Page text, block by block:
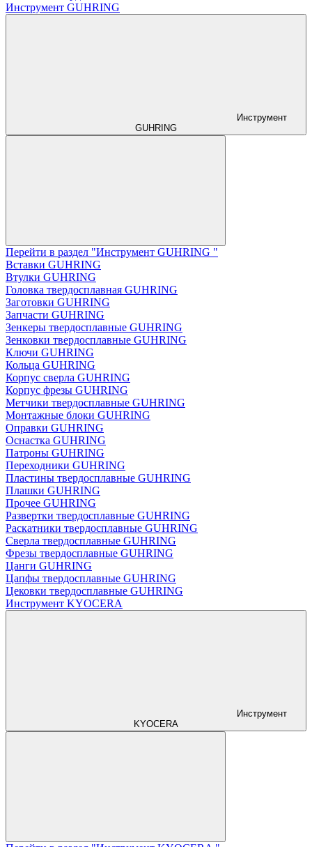
Инструмент GUHRING
Инструмент
GUHRING
Перейти в раздел "Инструмент GUHRING "
Вставки GUHRING
Втулки GUHRING
Головка твердосплавная GUHRING
Заготовки GUHRING
Запчасти GUHRING
Зенкеры твердосплавные GUHRING
Зенковки твердосплавные GUHRING
Ключи GUHRING
Кольца GUHRING
Корпус сверла GUHRING
Корпус фрезы GUHRING
Метчики твердосплавные GUHRING
Монтажные блоки GUHRING
Оправки GUHRING
Оснастка GUHRING
Патроны GUHRING
Переходники GUHRING
Пластины твердосплавные GUHRING
Плашки GUHRING
Прочее GUHRING
Развертки твердосплавные GUHRING
Раскатники твердосплавные GUHRING
Сверла твердосплавные GUHRING
Фрезы твердосплавные GUHRING
Цанги GUHRING
Цапфы твердосплавные GUHRING
Цековки твердосплавные GUHRING
Инструмент KYOCERA
Инструмент
KYOCERA